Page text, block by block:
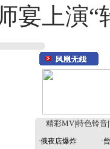
宴上演“
精彩MV 特色铃音
·俄夜店爆炸 ·